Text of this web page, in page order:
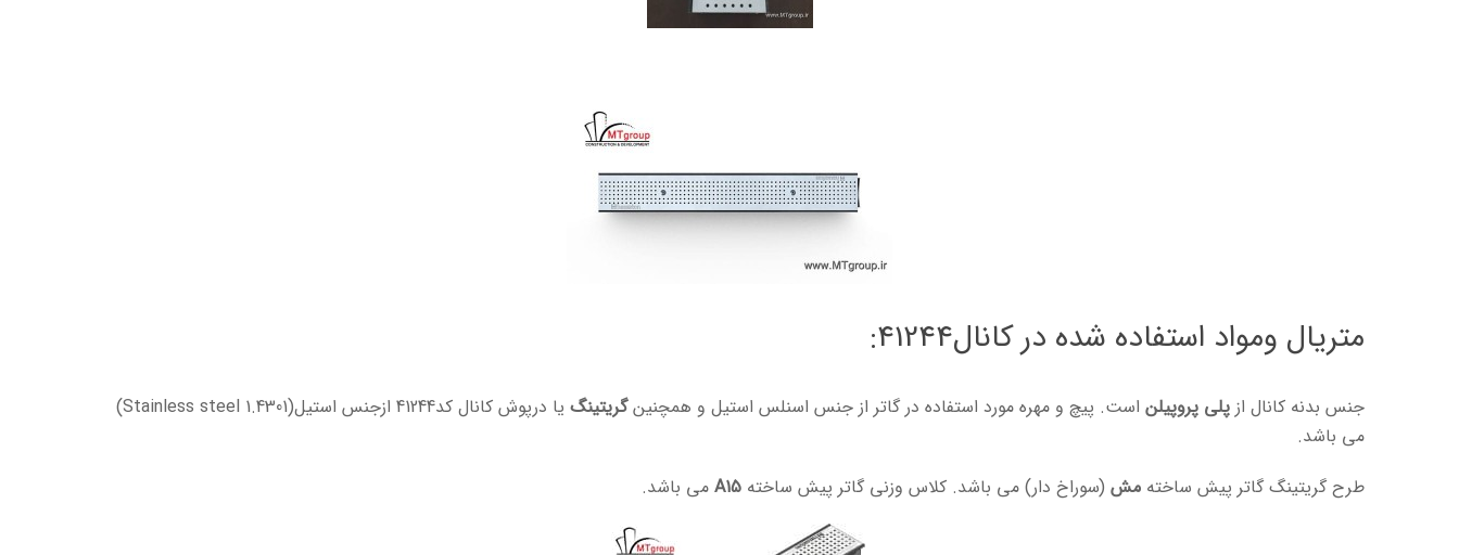
متریال ومواد استفاده شده در کانال41244:
جنس بدنه کانال از پلی پروپیلن است. پیچ و مهره مورد استفاده در گاتر از جنس اسنلس استیل و همچنینگریتینگ
یا درپوش کانال کد41244 ازجنس استیل(Stainless steel 1.4301)
می باشد.
طرح گریتینگ گاتر پیش ساخته مش (سوراخ دار) می باشد. کلاس وزنی گاتر پیش ساخته A15 می باشد.